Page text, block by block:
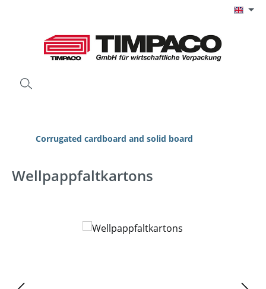
Corrugated cardboard and solid board
Wellpappfaltkartons
Skip image gallery